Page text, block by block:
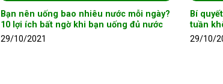
Bạn nên uống bao nhiêu nước mỗi ngày?
10 lợi ích bất ngờ khi bạn uống đủ nước
29/10/2021
Bí
tuần
29/10/